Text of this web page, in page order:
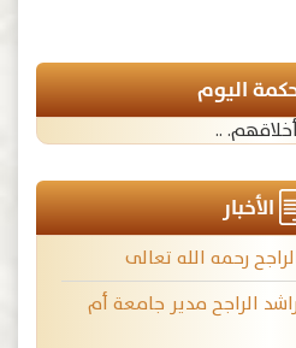
اليوم
..
الأخبار
رحمه الله تعالى
الراجح مدير جامعة أم